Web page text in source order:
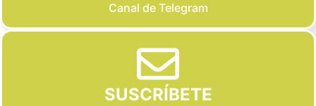
Canal de Telegram
SUSCRÍBETE